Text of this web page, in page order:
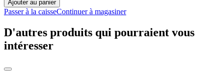
Ajouter au panier
Passer à la caisseContinuer à magasiner
D'autres produits qui pourraient vous
intéresser